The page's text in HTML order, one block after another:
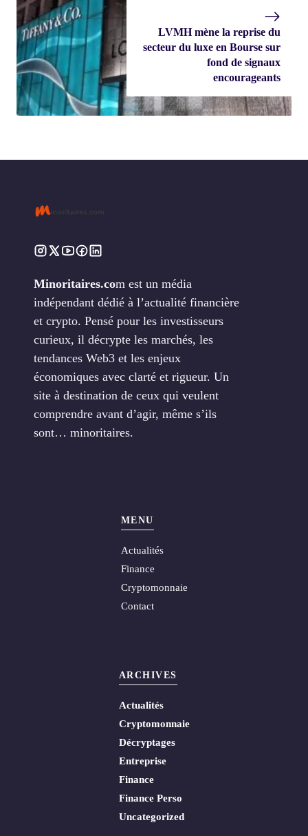
LVMH mène la reprise du
secteur du luxe en Bourse sur
fond de signaux
encourageants
Minoritaires.com est un média
indépendant dédié à l’actualité financière
et crypto. Pensé pour les investisseurs
curieux, il décrypte les marchés, les
tendances Web3 et les enjeux
économiques avec clarté et rigueur. Un
site à destination de ceux qui veulent
comprendre avant d’agir, même s’ils
sont… minoritaires.
MENU
Actualités
Finance
Cryptomonnaie
Contact
ARCHIVES
Actualités
Cryptomonnaie
Décryptages
Entreprise
Finance
Finance Perso
Uncategorized